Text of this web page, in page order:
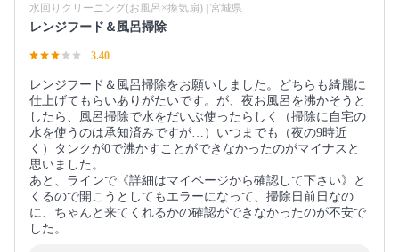
水回りクリーニング(お風呂×換気扇) | 宮城県
レンジフード＆風呂掃除
3.40
レンジフード＆風呂掃除をお願いしました。どちらも綺麗に
仕上げてもらいありがたいです。が、夜お風呂を沸かそうと
したら、風呂掃除で水をだいぶ使ったらしく（掃除に自宅の
水を使うのは承知済みですが…）いつまでも（夜の9時近
く）タンクが0で沸かすことができなかったのがマイナスと
思いました。
あと、ラインで《詳細はマイページから確認して下さい》と
くるので開こうとしてもエラーになって、掃除日前日なの
に、ちゃんと来てくれるかの確認ができなかったのが不安で
した。